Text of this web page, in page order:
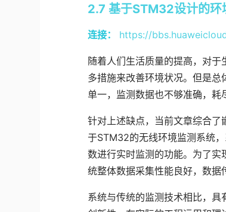
2.7 基于STM32设计的环
连接： https://
随着人们生活质量的提高，对
多措施来改善环境状况。但是
单一，监测数据也不够准确，耗
针对上述缺点，当前文章综合
于STM32的无线环境监测系统
数进行实时监测的功能。为了
统整体数据采集性能良好，数据
系统与传统的监测技术相比，